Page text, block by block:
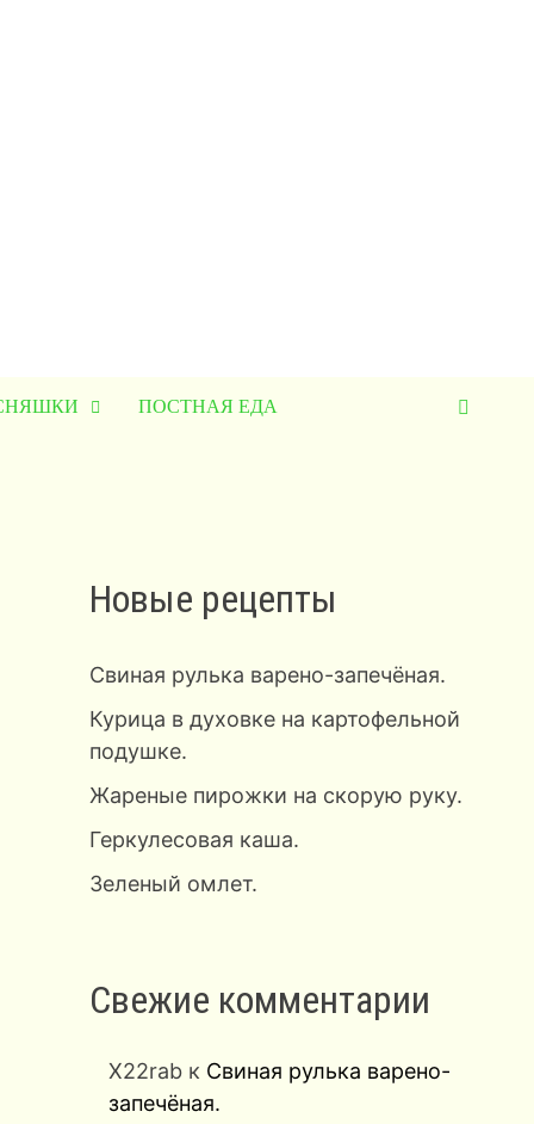
ПОСТНАЯ ЕДА
Новые рецепты
Свиная рулька варено-запечёная.
Курица в духовке на картофельной
подушке.
Жареные пирожки на скорую руку.
Геркулесовая каша.
Зеленый омлет.
Свежие комментарии
X22rabк Свиная рулька варено-
запечёная.